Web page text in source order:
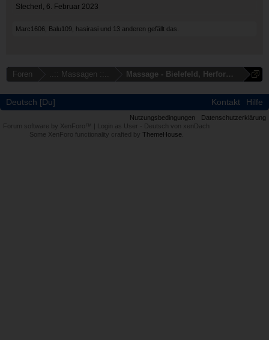
Stecherl , 6. Februar 2023
Marc1606, Balu109, hasirasi und 13 anderen gefällt das.
Foren ..:: Massagen ::.. Massage - Bielefeld, Herford,
Deutsch [Du] Kontakt Hilfe
Nutzungsbedingungen
Datenschutzerklärung
Forum software by XenForo™
Login as User - Deutsch von xenDach
Some XenForo functionality crafted by ThemeHouse.